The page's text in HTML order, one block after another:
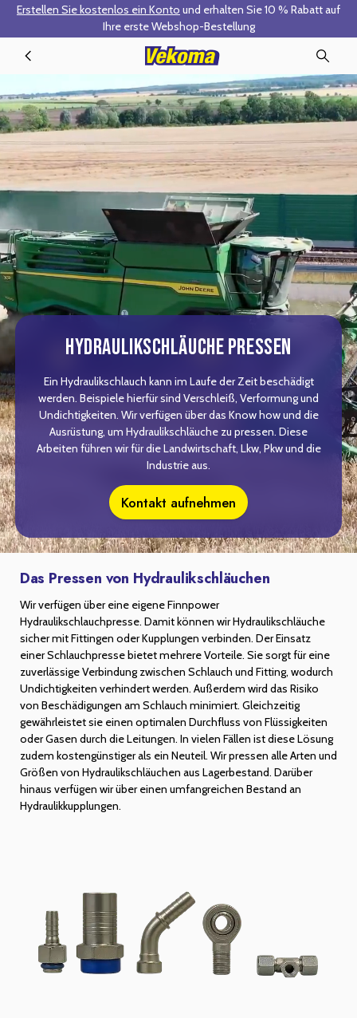
Zum Hauptinhalt springen
Erstellen Sie kostenlos ein Konto und erhalten Sie 10 % Rabatt auf
Ihre erste Webshop-Bestellung
Hydraulikschlauch pressen
HYDRAULIKSCHLÄUCHE PRESSEN
Ein Hydraulikschlauch kann im Laufe der Zeit beschädigt
werden. Beispiele hierfür sind Verschleiß, Verformung und
Undichtigkeiten. Wir verfügen über das Know how und die
Ausrüstung, um Hydraulikschläuche zu pressen. Diese
Arbeiten führen wir für die Landwirtschaft, Lkw, Pkw und die
Industrie aus.
Kontakt aufnehmen
Das Pressen von Hydraulikschläuchen
Wir verfügen über eine eigene Finnpower
Hydraulikschlauchpresse. Damit können wir Hydraulikschläuche
sicher mit Fittingen oder Kupplungen verbinden. Der Einsatz
einer Schlauchpresse bietet mehrere Vorteile. Sie sorgt für eine
zuverlässige Verbindung zwischen Schlauch und Fitting, wodurch
Undichtigkeiten verhindert werden. Außerdem wird das Risiko
von Beschädigungen am Schlauch minimiert. Gleichzeitig
gewährleistet sie einen optimalen Durchfluss von Flüssigkeiten
oder Gasen durch die Leitungen. In vielen Fällen ist diese Lösung
zudem kostengünstiger als ein Neuteil. Wir pressen alle Arten und
Größen von Hydraulikschläuchen aus Lagerbestand. Darüber
hinaus verfügen wir über einen umfangreichen Bestand an
Hydraulikkupplungen.